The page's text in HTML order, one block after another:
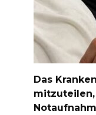
Das
mitzuteilen,